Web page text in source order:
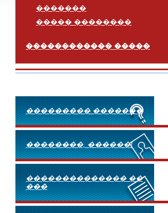
�������
����� ��������
������������ �����
��������� �������
��������, ������!
�������������� ��
���